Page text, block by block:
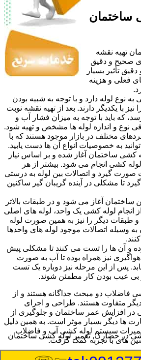
ساختمان
تهیه نقشه
صحیح و دقیق
تأثیر بسیار
فعلی و هزینه
نوع لوله دارد و با توجه به شبیه بودن
با یکدیگر دارند. بعد از تهیه نقشه نوبت
که باید با توجه به میزان فشار آب و
نوع و اندازه لوله ها مشخص و تهیه شود.
مختلف در بازار موجود هستند که با
به خصوصیات انواع آن ها دست یابید.
کشی ساختمان آغاز شده و بر اساس نیاز
کشی انجام می شود. بیشتر از هر
صورت گیرد و اتصالات بین لوله به درستی
تا مشکلی در آینده گریبان گیر ساکنین
ساختمان آغاز می شود و در طبقات بالاتر
انجام لوله کشی یک واحد، لوله های اصلی
و طبقات دیگر را نیز به همین صورت لوله
وسیله اتصالات موجود لوله های واحدها
و آن ها را تست می کنند تا مشکلی پیش
هواگیری نیز همراه بوده تا آب به صورت
پس از این مرحله نیز دوباره یک تست
بی عیب بودن کار مطمئن شوند.
فاضلاب دو مبحث جداگانه هستند و از
متفاوت هستند. طراحی و اجرای
افزایش عمر ساختمان و جلوگیری از
ها دیگر بسیار موثر است. به همین دلیل
سیستم لوله کشی آب و فاضلاب
های با تجربه کمک گرفت.
در حصارک, تعمیر لوله کشی ساختمان